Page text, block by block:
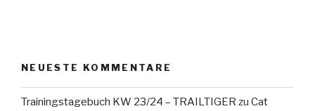
NEUESTE KOMMENTARE
Trainingstagebuch KW 23/24 – TRAILTIGER zu Cat